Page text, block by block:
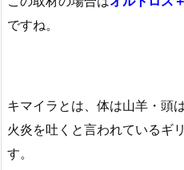
ですね。
キマイラとは、体は山羊・頭
火炎を吐くと言われているギ
す。